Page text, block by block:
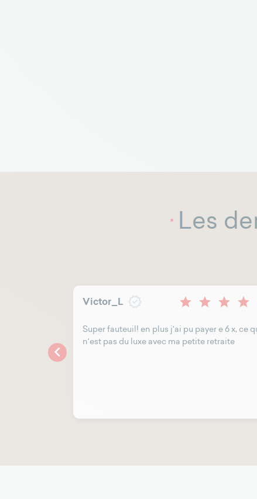
Les

Victor_L
Super fauteuil! en plus j'ai pu payer e 6 x, ce
n'est pas du luxe avec ma petite retraite